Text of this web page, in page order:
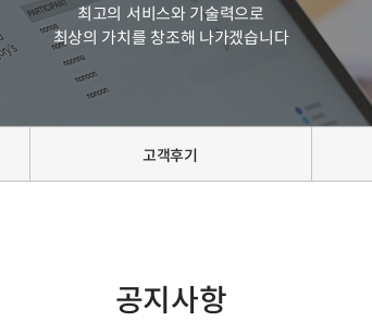
최고의 서비스와 기술력으로
최상의 가치를 창조해 나가겠습니다
고객후기
공지사항